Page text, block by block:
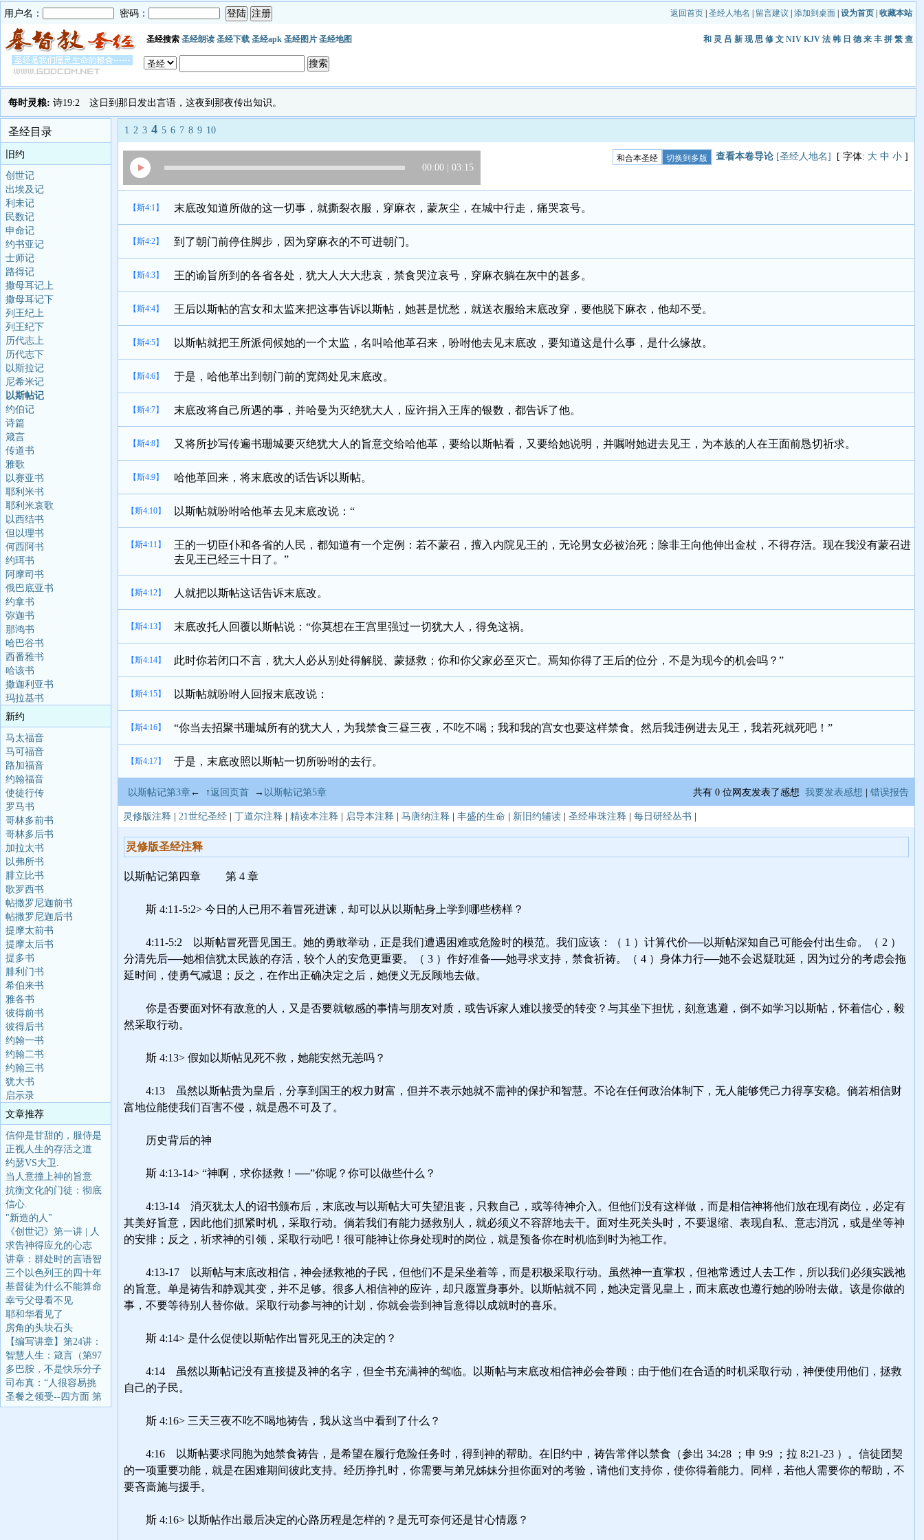
用户名： 密码： 返回首页| 圣经人地名 留言建议 添加到桌面| 设为首页| 收藏本站
圣经搜索 圣经朗读 圣经下载 圣经apk 圣经图片 圣经地图 和 灵 吕 新 现 思 修 文 NIV KJV 法 韩 日 德 来 丰 拼 繁 查
每时灵粮: 诗19:2 这日到那日发出言语，这夜到那夜传出知识。
圣经目录
旧约
创世记
出埃及记
利未记
民数记
申命记
约书亚记
士师记
路得记
撒母耳记上
撒母耳记下
列王纪上
列王纪下
历代志上
历代志下
以斯拉记
尼希米记
以斯帖记
约伯记
诗篇
箴言
传道书
雅歌
以赛亚书
耶利米书
耶利米哀歌
以西结书
但以理书
何西阿书
约珥书
阿摩司书
俄巴底亚书
约拿书
弥迦书
那鸿书
哈巴谷书
西番雅书
哈该书
撒迦利亚书
玛拉基书
新约
马太福音
马可福音
路加福音
约翰福音
使徒行传
罗马书
哥林多前书
哥林多后书
加拉太书
以弗所书
腓立比书
歌罗西书
帖撒罗尼迦前书
帖撒罗尼迦后书
提摩太前书
提摩太后书
提多书
腓利门书
希伯来书
雅各书
彼得前书
彼得后书
约翰一书
约翰二书
约翰三书
犹大书
启示录
文章推荐
信仰是甘甜的，服侍是
正视人生的存活之道
约瑟VS大卫.
当人意撞上神的旨意
抗衡文化的门徒：彻底
信心.
"新造的人"
《创世记》第一讲 | 人
求告神得应允的心志
讲章：群处时的言语智
三个以色列王的四十年
基督徒为什么不能算命
幸亏父母看不见
耶和华看见了
房角的头块石头
【编写讲章】第24讲：
智慧人生：箴言（第97
多巴胺，不是快乐分子
司布真：“人很容易挑
圣餐之领受--四方面 第
1 2 3 4 5 6 7 8 9 10
00:00| 03:15
查看本卷导论
和合本圣经 切换到多版 [圣经人地名] [ 字体: 大 中 小]
【斯4:1】 末底改知道所做的这一切事，就撕裂衣服，穿麻衣，蒙灰尘，在城中行走，痛哭哀号。
【斯4:2】 到了朝门前停住脚步，因为穿麻衣的不可进朝门。
【斯4:3】 王的谕旨所到的各省各处，犹大人大大悲哀，禁食哭泣哀号，穿麻衣躺在灰中的甚多。
【斯4:4】 王后以斯帖的宫女和太监来把这事告诉以斯帖，她甚是忧愁，就送衣服给末底改穿，要他脱下麻衣，他却不受。
【斯4:5】 以斯帖就把王所派伺候她的一个太监，名叫哈他革召来，吩咐他去见末底改，要知道这是什么事，是什么缘故。
【斯4:6】 于是，哈他革出到朝门前的宽阔处见末底改。
【斯4:7】 末底改将自己所遇的事，并哈曼为灭绝犹大人，应许捐入王库的银数，都告诉了他。
【斯4:8】 又将所抄写传遍书珊城要灭绝犹大人的旨意交给哈他革，要给以斯帖看，又要给她说明，并嘱咐她进去见王，为本族的人在王面前恳切祈求。
【斯4:9】 哈他革回来，将末底改的话告诉以斯帖。
【斯4:10】 以斯帖就吩咐哈他革去见末底改说：“
【斯4:11】
王的一切臣仆和各省的人民，都知道有一个定例：若不蒙召，擅入内院见王的，无论男女必被治死；除非王向他伸出金杖，不得存活。现在我没有蒙召进
去见王已经三十日了。”
【斯4:12】 人就把以斯帖这话告诉末底改。
【斯4:13】 末底改托人回覆以斯帖说：“你莫想在王宫里强过一切犹大人，得免这祸。
【斯4:14】 此时你若闭口不言，犹大人必从别处得解脱、蒙拯救；你和你父家必至灭亡。焉知你得了王后的位分，不是为现今的机会吗？”
【斯4:15】 以斯帖就吩咐人回报末底改说：
【斯4:16】 “你当去招聚书珊城所有的犹大人，为我禁食三昼三夜，不吃不喝；我和我的宫女也要这样禁食。然后我违例进去见王，我若死就死吧！”
【斯4:17】 于是，末底改照以斯帖一切所吩咐的去行。
以斯帖记第3章← ↑返回页首→ 以斯帖记第5章 共有 0 位网友发表了感想 我要发表感想 错误报告
灵修版注释 21世纪圣经| 丁道尔注释 精读本注释 启导本注释 马唐纳注释 丰盛的生命 新旧约辅读| 圣经串珠注释 每日研经丛书